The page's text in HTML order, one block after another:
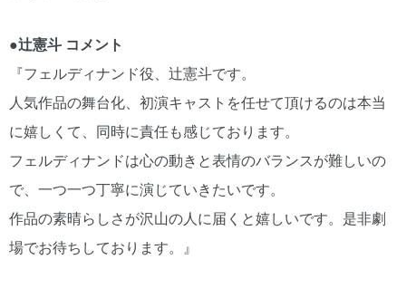
●辻憲斗 コメント
『フェルディナンド役、辻憲斗です。
人気作品の舞台化、初演キャストを任せて頂けるのは本当
に嬉しくて、同時に責任も感じております。
フェルディナンドは心の動きと表情のバランスが難しいの
で、一つ一つ丁寧に演じていきたいです。
作品の素晴らしさが沢山の人に届くと嬉しいです。是非劇
場でお待ちしております。』